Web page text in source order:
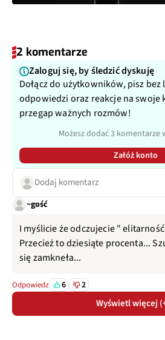
2 komentarze
Zaloguj się, by śledzić dyskuję
Dołącz do użytkowników, pisz
odpowiedzi oraz reakcje na swoje
przegap ważnych rozmów!
Możesz dodać 3 komentarze
Załóż konto
Dodaj komentarz
~gość
I myślicie że odczujecie "
Przecież to dziesiąte procenta...
się zamkneła...
Odpowiedz 6 2
Wyświetl więcej